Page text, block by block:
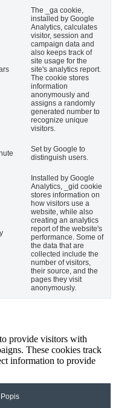
The _ga cookie,
installed by Google
Analytics, calculates
visitor, session and
campaign data and
also keeps track of
site usage for the
site's analytics report.
The cookie stores
information
anonymously and
assigns a randomly
generated number to
recognize unique
visitors.
Set by Google to
distinguish users.
Installed by Google
Analytics, _gid cookie
stores information on
how visitors use a
website, while also
creating an analytics
report of the website's
performance. Some of
the data that are
collected include the
number of visitors,
their source, and the
pages they visit
anonymously.
provide visitors with
These cookies track
information to provide
Popis